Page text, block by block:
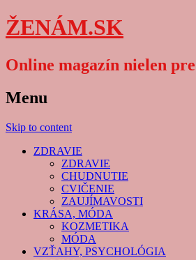
ŽENÁM.SK
Online magazín nielen
Menu
Skip to content
ZDRAVIE
ZDRAVIE
CHUDNUTIE
CVIČENIE
ZAUJÍMAVOSTI
KRÁSA, MÓDA
KOZMETIKA
MÓDA
VZŤAHY, PSYCHOLÓGIA